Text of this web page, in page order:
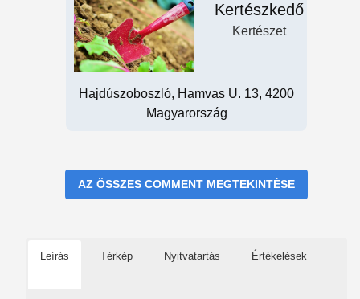
Kertészkedő
Kertészet
Hajdúszoboszló, Hamvas U. 13, 4200
Magyarország
AZ ÖSSZES COMMENT MEGTEKINTÉSE
Leírás Térkép Nyitvatartás Értékelések